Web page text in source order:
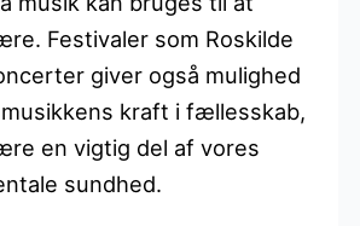
Festivaler som Roskilde
giver også mulighed
kraft i fællesskab,
en vigtig del af vores
sundhed.